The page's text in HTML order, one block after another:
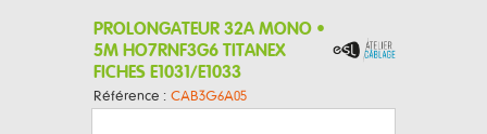
PROLONGATEUR 32A MONO •
5M HO7RNF3G6 TITANEX
FICHES E1031/E1033
Référence : CAB3G6A05